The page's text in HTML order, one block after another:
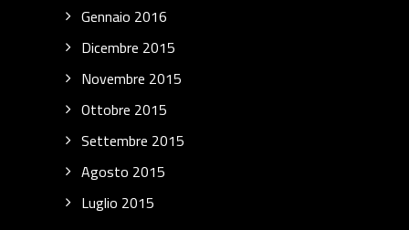
Gennaio 2016
Dicembre 2015
Novembre 2015
Ottobre 2015
Settembre 2015
Agosto 2015
Luglio 2015